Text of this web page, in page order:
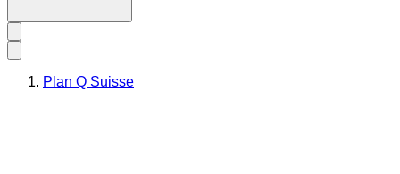
Plan Q Suisse